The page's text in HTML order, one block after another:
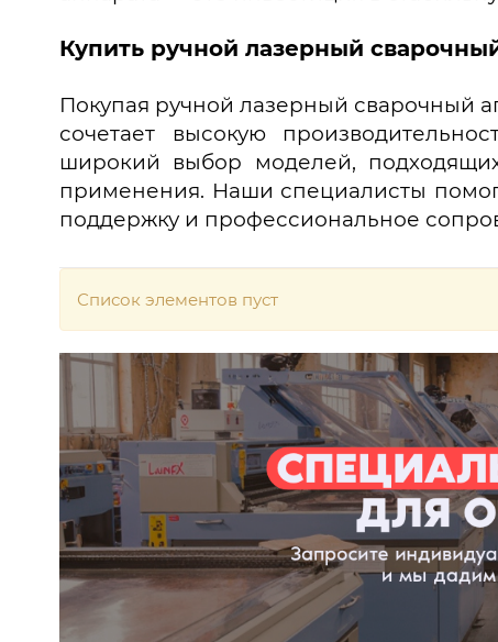
Купить ручной лазерный
Покупая ручной лазерный сварочный
сочетает высокую
широкий выбор моделей,
применения. Наши специалисты
поддержку и профессиональное
Список элементов пуст